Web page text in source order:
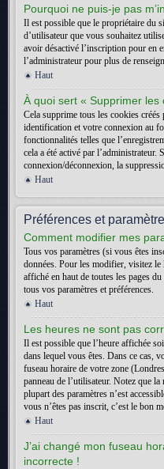
Pourquoi ne puis-je pas
Il est possible que le propriétaire du
d’utilisateur que vous souhaitez
avoir désactivé l’inscription pour en
l’administrateur pour plus de
Haut
À quoi sert « Supprimer les
Cela supprime tous les cookies
identification et votre connexion au
fonctionnalités telles que
cela a été activé par l’administrateur.
connexion/déconnexion, la
Haut
Préférences et
Comment modifier mes
Tous vos paramètres (si vous êtes
données. Pour les modifier, visitez le
affiché en haut de toutes les pages
tous vos paramètres et préférences.
Haut
Les heures ne sont pas
Il est possible que l’heure affichée
dans lequel vous êtes. Dans ce cas,
fuseau horaire de votre zone
panneau de l’utilisateur. Notez que
plupart des paramètres n’est
vous n’êtes pas inscrit, c’est le bon
Haut
J’ai changé mon fuseau
incorrecte !